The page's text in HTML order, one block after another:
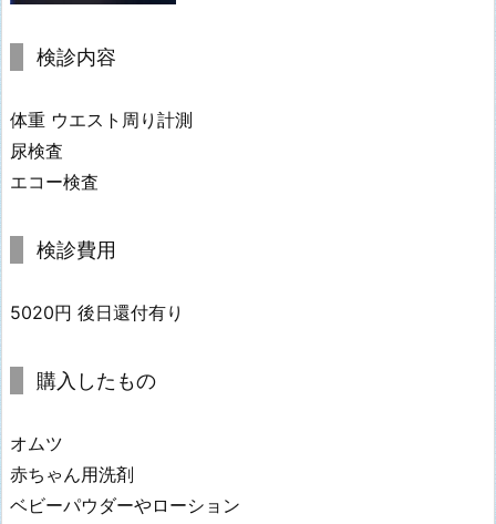
検診内容
体重 ウエスト周り計測
尿検査
エコー検査
検診費用
5020円 後日還付有り
購入したもの
オムツ
赤ちゃん用洗剤
ベビーパウダーやローション